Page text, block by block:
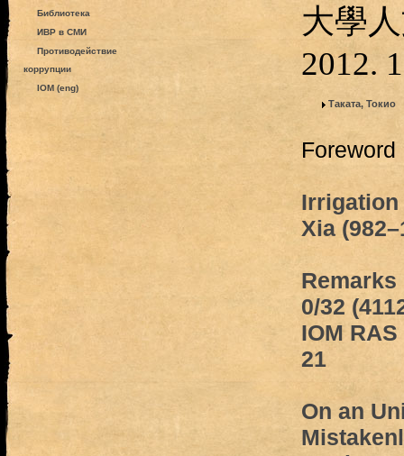
Библиотека
ИВР в СМИ
Противодействие
коррупции
IOM (eng)
大學
2012.
Таката, Токио
Foreword
Irrigation
Xia
Remarks
0/32
IOM
21
On an